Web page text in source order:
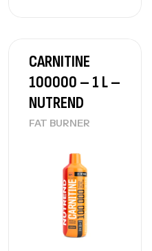
CARNITINE
100000 – 1 L –
NUTREND
FAT BURNER